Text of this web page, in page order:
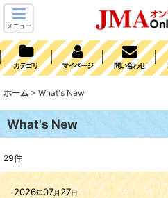
メニュー
カテゴリ マイページ 問い合わせ
ホーム > What's New
What's New
29件
2026年07月27日